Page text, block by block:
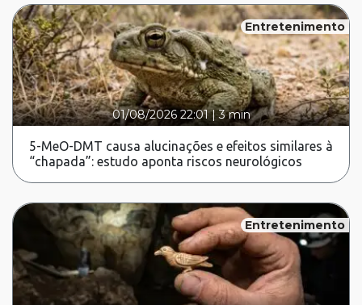
Entretenimento
01/08/2026 22:01|3 min
5-MeO-DMT causa alucinações e efeitos similares à
“chapada”: estudo aponta riscos neurológicos
Entretenimento